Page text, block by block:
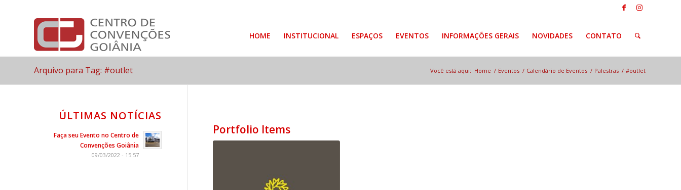
HOME INSTITUCIONAL ESPAÇOS EVENTOS INFORMAÇÕES GERAIS NOVIDADES CONTATO
Arquivo para Tag: #outlet Você está aqui: Home / Eventos / Calendário de Eventos / Palestras / #outlet
Portfolio Items
ÚLTIMAS NOTÍCIAS
Faça seu Evento no Centro de
Convenções Goiânia
09/03/2022 - 15:57